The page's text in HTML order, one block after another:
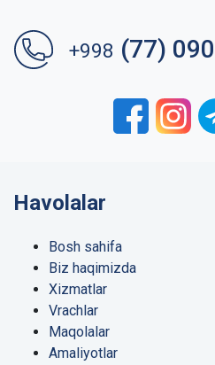
+998 (77)
Havolalar
Bosh sahifa
Biz haqimizda
Xizmatlar
Vrachlar
Maqolalar
Amaliyotlar